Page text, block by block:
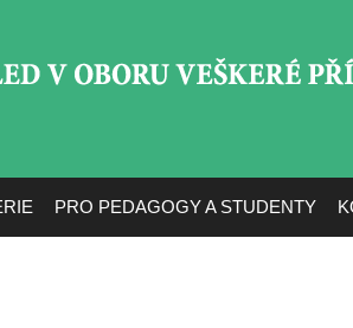
PRO PEDAGOGY A STUDENTY